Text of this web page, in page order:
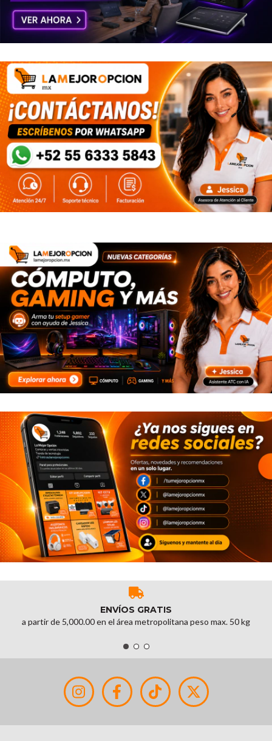
ENVÍOS GRATIS
a partir de 5,000.00 en el área metropolitana peso max. 50 kg